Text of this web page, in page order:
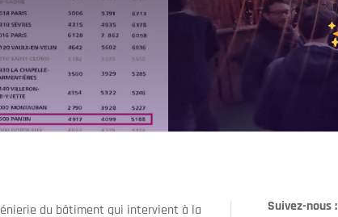
du bâtiment qui intervient à la
Suivez-nous :